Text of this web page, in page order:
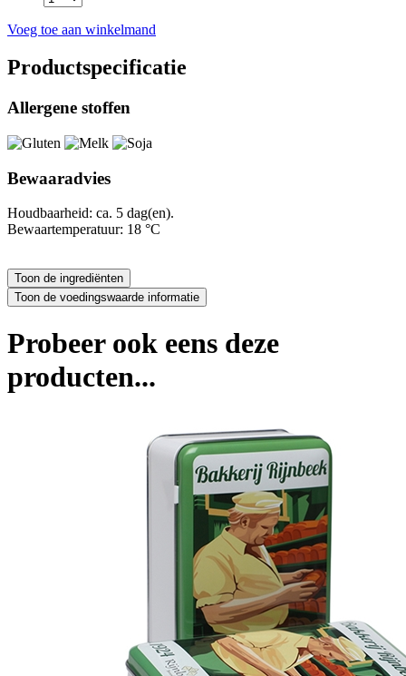
Voeg toe aan winkelmand
Productspecificatie
Allergene stoffen
Bewaaradvies
Houdbaarheid: ca. 5 dag(en).
Bewaartemperatuur: 18 °C
Probeer ook eens deze
producten...